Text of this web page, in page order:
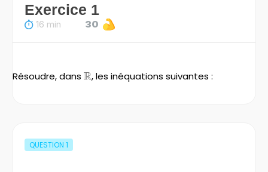
Exercice 1
16 min 30
Résoudre, dans \mathbb{R}
R, les inéquations suivantes :
QUESTION 1